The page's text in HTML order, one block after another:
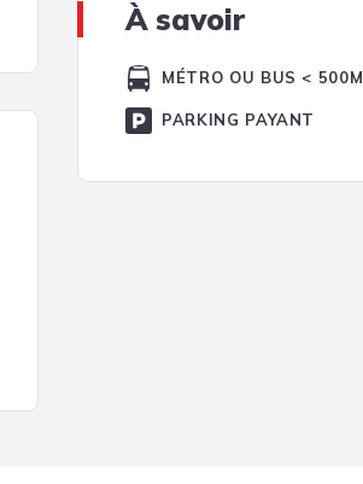
À savoir
MÉTRO OU BUS < 500M
PARKING PAYANT